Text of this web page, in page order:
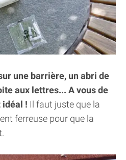
une barrière, un abri de
aux lettres... A vous de
! Il faut juste que la
ferreuse pour que la